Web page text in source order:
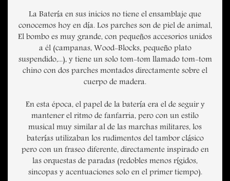
La Batería en sus inicios no tiene el ensamblaje que
conocemos hoy en día. Los parches son de piel de animal,
El bombo es muy grande, con pequeños accesorios unidos
a él (campanas, Wood-Blocks, pequeño plato
suspendido,...), y tiene un solo tom-tom llamado tom-tom
chino con dos parches montados directamente sobre el
cuerpo de madera.
En esta época, el papel de la batería era el de seguir y
mantener el ritmo de fanfarria, pero con un estilo
musical muy similar al de las marchas militares, los
baterías utilizaban los rudimentos del tambor clásico
pero con un fraseo diferente, directamente inspirado en
las orquestas de paradas (redobles menos rígidos,
sincopas y acentuaciones solo en el primer tiempo).